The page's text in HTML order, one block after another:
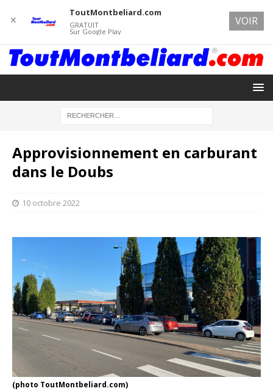
Approvisionnement en carburant
dans le Doubs
10 octobre 2022
(photo ToutMontbeliard.com)
✕
ToutMontbeliard.com
GRATUIT
Sur Google Play
VOIR